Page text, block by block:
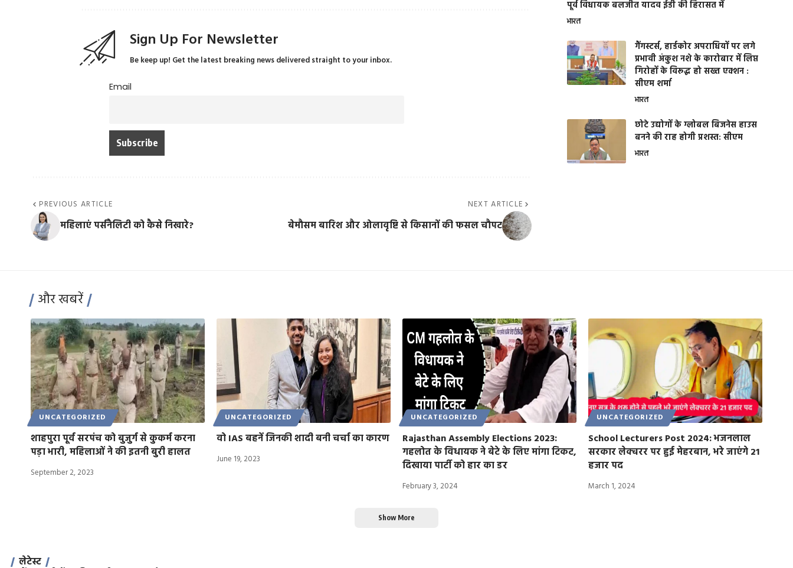
Sign Up For Newsletter
Be keep up! Get the latest breaking news delivered straight to your inbox.
Email
PREVIOUS ARTICLE
महिलाएं पर्सनैलिटी को कैसे निखारे?
NEXT ARTICLE
बेमौसम बारिश और ओलावृष्टि से किसानों की फसल चौपट
पूर्व विधायक बलजीत यादव ईडी की हिरासत में
भारत
गैंगस्टर्स, हार्डकोर अपराधियों पर लगे
प्रभावी अंकुश नशे के कारोबार में लिप्त
गिरोहों के विरूद्ध हो सख्त एक्शन :
सीएम शर्मा
भारत
छोटे उद्योगों के ग्लोबल बिजनेस हाउस
बनने की राह होगी प्रशस्त: सीएम
भारत
और खबरें
UNCATEGORIZED
शाहपुरा पूर्व सरपंच को बुजुर्ग से कुकर्म करना
पड़ा भारी, महिलाओं ने की इतनी बुरी हालत
September 2, 2023
UNCATEGORIZED
वो IAS बहनें जिनकी शादी बनी चर्चा का कारण
June 19, 2023
UNCATEGORIZED
Rajasthan Assembly Elections 2023:
गहलोत के विधायक ने बेटे के लिए मांगा टिकट,
दिखाया पार्टी को हार का डर
February 3, 2024
UNCATEGORIZED
School Lecturers Post 2024: भजनलाल
सरकार लेक्चरर पर हुई मेहरबान, भरे जाएंगे 21
हजार पद
March 1, 2024
Show More
लेटेस्ट